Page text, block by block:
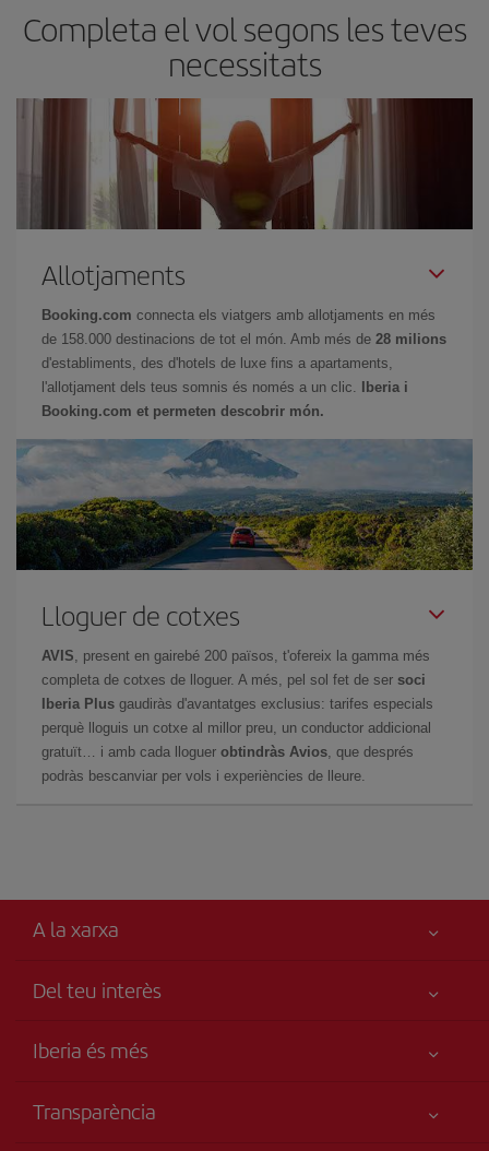
Completa el vol segons les teves
necessitats
Allotjaments
Booking.com connecta els viatgers amb allotjaments en més
de 158.000 destinacions de tot el món. Amb més de 28 milions
d'establiments, des d'hotels de luxe fins a apartaments,
l'allotjament dels teus somnis és només a un clic.
Iberia i
Booking.com et permeten descobrir món.
Lloguer de cotxes
AVIS , present en gairebé 200 països, t'ofereix la gamma més
completa de cotxes de lloguer. A més, pel sol fet de ser soci
Iberia Plus gaudiràs d'avantatges exclusius: tarifes especials
perquè lloguis un cotxe al millor preu, un conductor addicional
gratuït… i amb cada lloguer obtindràs Avios , que després
podràs bescanviar per vols i experiències de lleure.
A la xarxa
Del teu interès
La teva seguretat és el més importat
Iberia és més
Grup Iberia
Transparència